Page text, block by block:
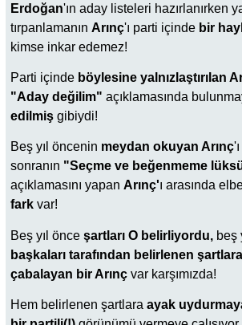
Erdoğan'ın aday listeleri hazırlanırken
tırpanlamanın Arınç'ı parti içinde bir
kimse inkar edemez!
Parti içinde böylesine yalnızlaştırılan
"Aday değilim" açıklamasında
edilmiş gibiydi!
Beş yıl öncenin meydan okuyan Arınç
sonranın "Seçme ve beğenmeme
açıklamasını yapan Arınç'ı arasında
fark var!
Beş yıl önce şartları O belirliyordu, beş
başkaları tarafından belirlenen
çabalayan bir Arınç var karşımızda!
Hem belirlenen şartlara ayak